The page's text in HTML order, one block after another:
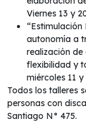
Viernes 13 y
autonomía a
realización
flexibilidad y
miércoles 11
Todos los talleres
personas con
Santiago N° 475.